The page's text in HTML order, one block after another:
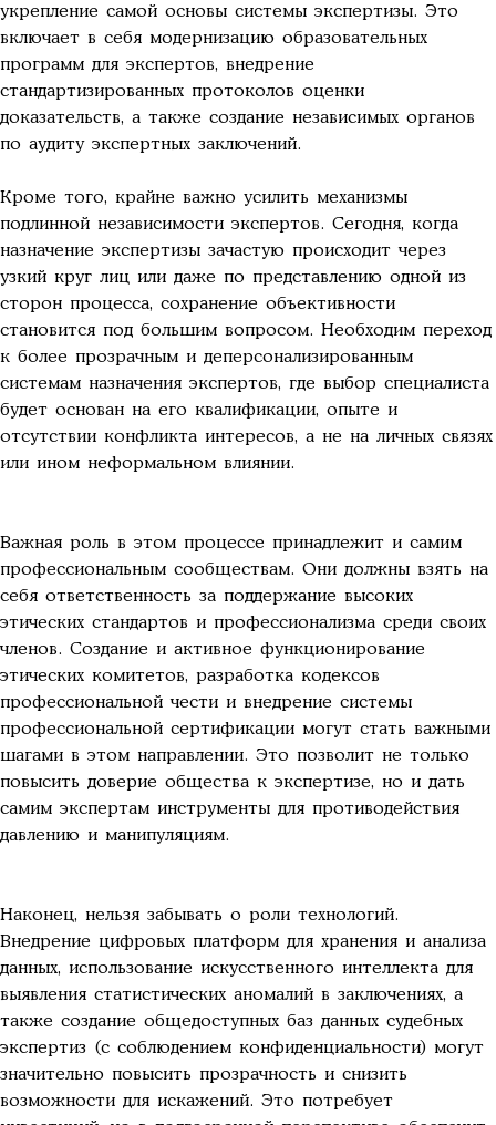
укрепление самой основы системы экспертизы. Это
включает в себя модернизацию образовательных
программ для экспертов, внедрение
стандартизированных протоколов оценки
доказательств, а также создание независимых органов
по аудиту экспертных заключений.
Кроме того, крайне важно усилить механизмы
подлинной независимости экспертов. Сегодня, когда
назначение экспертизы зачастую происходит через
узкий круг лиц или даже по представлению одной из
сторон процесса, сохранение объективности
становится под большим вопросом. Необходим переход
к более прозрачным и деперсонализированным
системам назначения экспертов, где выбор специалиста
будет основан на его квалификации, опыте и
отсутствии конфликта интересов, а не на личных связях
или ином неформальном влиянии.
Важная роль в этом процессе принадлежит и самим
профессиональным сообществам. Они должны взять на
себя ответственность за поддержание высоких
этических стандартов и профессионализма среди своих
членов. Создание и активное функционирование
этических комитетов, разработка кодексов
профессиональной чести и внедрение системы
профессиональной сертификации могут стать важными
шагами в этом направлении. Это позволит не только
повысить доверие общества к экспертизе, но и дать
самим экспертам инструменты для противодействия
давлению и манипуляциям.
Наконец, нельзя забывать о роли технологий.
Внедрение цифровых платформ для хранения и анализа
данных, использование искусственного интеллекта для
выявления статистических аномалий в заключениях, а
также создание общедоступных баз данных судебных
экспертиз (с соблюдением конфиденциальности) могут
значительно повысить прозрачность и снизить
возможности для искажений. Это потребует